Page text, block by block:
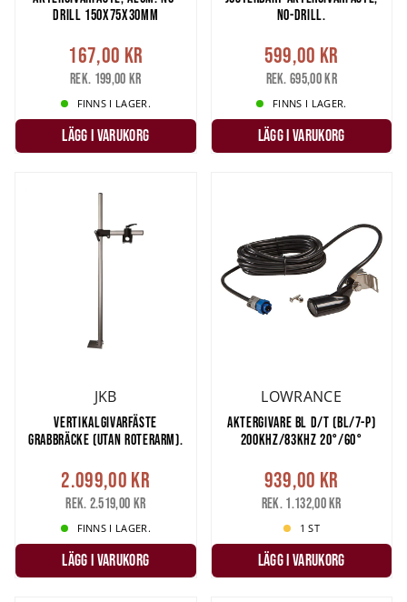
DRILL 150X75X30MM
167,00 kr
Rek. 199,00 kr
FINNS I LAGER.
LÄGG I VARUKORG
NO-DRILL.
599,00 kr
Rek. 695,00 kr
FINNS I LAGER.
LÄGG I VARUKORG
JKB
VERTIKALGIVARFÄSTE
GRABBRÄCKE (UTAN ROTERARM).
2.099,00 kr
Rek. 2.519,00 kr
FINNS I LAGER.
LÄGG I VARUKORG
LOWRANCE
AKTERGIVARE BL D/T (BL/7-P)
200KHZ/83KHZ 20°/60°
939,00 kr
Rek. 1.132,00 kr
1 ST
LÄGG I VARUKORG